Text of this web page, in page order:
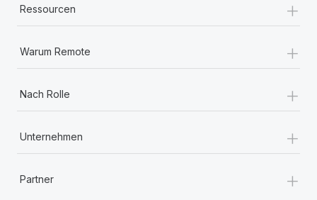
Ressourcen +
Warum Remote +
Nach Rolle +
Unternehmen +
Partner +